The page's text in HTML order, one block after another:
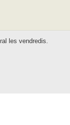
les vendredis.